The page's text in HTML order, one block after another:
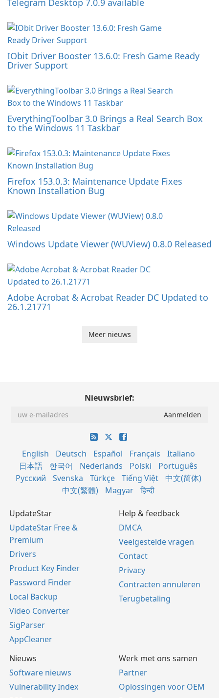
IObit Driver Booster 13.6.0: Fresh Game Ready
Driver Support
EverythingToolbar 3.0 Brings a Real Search Box
to the Windows 11 Taskbar
Firefox 153.0.3: Maintenance Update Fixes
Known Installation Bug
Windows Update Viewer (WUView) 0.8.0 Released
Adobe Acrobat & Acrobat Reader DC Updated to
26.1.21771
Meer nieuws
Nieuwsbrief:
English Deutsch Español Français
Italiano
日本語
한국어 Nederlands Polski
Português
Русский
Svenska Türkçe Tiếng Việt
中文(简体)
中文(繁體)
Magyar हिन्दी
UpdateStar
UpdateStar Free &
Premium
Drivers
Product Key Finder
Password Finder
Local Backup
Video Converter
SigParser
AppCleaner
Help & feedback
DMCA
Veelgestelde vragen
Contact
Privacy
Contracten annuleren
Terugbetaling
Nieuws
Software nieuws
Vulnerability Index
Werk met ons samen
Partner
Oplossingen voor OEM